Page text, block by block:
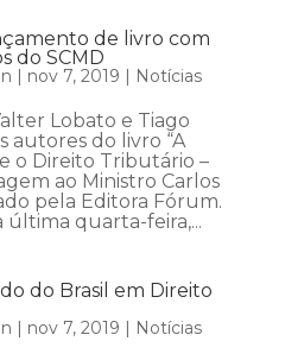
de livro com
do SCMD
nov 7, 2019 Notícias
Lobato e Tiago
autores do livro “A
o Direito Tributário –
ao Ministro Carlos
pela Editora Fórum.
última quarta-feira,...
do Brasil em Direito
nov 7, 2019 Notícias